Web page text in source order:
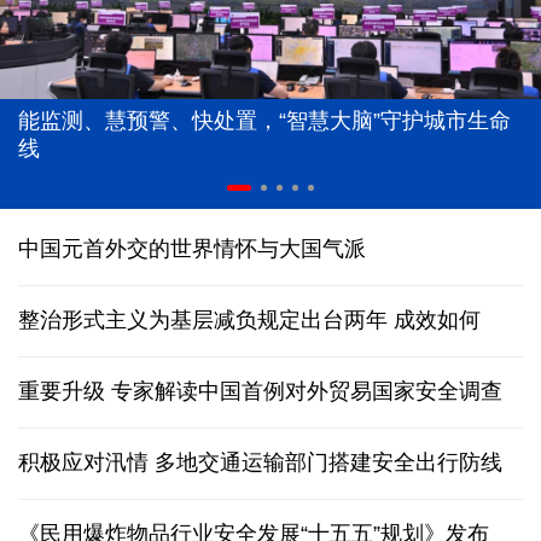
能监测、慧预警、快处置，“智慧大脑”守护城市生命
线
中国元首外交的世界情怀与大国气派
整治形式主义为基层减负规定出台两年 成效如何
重要升级 专家解读中国首例对外贸易国家安全调查
积极应对汛情 多地交通运输部门搭建安全出行防线
《民用爆炸物品行业安全发展“十五五”规划》发布